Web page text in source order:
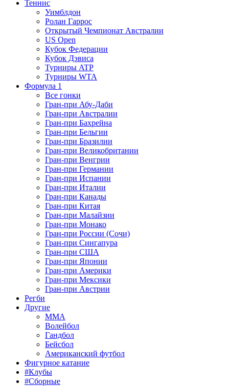
Теннис
Уимблдон
Ролан Гаррос
Открытый Чемпионат Австралии
US Open
Кубок Федерации
Кубок Дэвиса
Турниры ATP
Турниры WTA
Формула 1
Все гонки
Гран-при Абу-Даби
Гран-при Австралии
Гран-при Бахрейна
Гран-при Бельгии
Гран-при Бразилии
Гран-при Великобритании
Гран-при Венгрии
Гран-при Германии
Гран-при Испании
Гран-при Италии
Гран-при Канады
Гран-при Китая
Гран-при Малайзии
Гран-при Монако
Гран-при России (Сочи)
Гран-при Сингапура
Гран-при США
Гран-при Японии
Гран-при Америки
Гран-при Мексики
Гран-при Австрии
Регби
Другие
MMA
Волейбол
Гандбол
Бейсбол
Американский футбол
Фигурное катание
#Клубы
#Сборные